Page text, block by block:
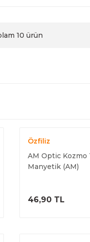
10 ürün
Özfiliz
AM Optic Kozmo
Manyetik (AM)
46,90 TL